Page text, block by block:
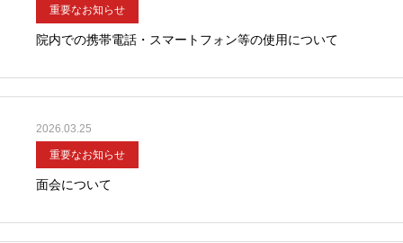
重要なお知らせ
院内での携帯電話・スマートフォン等の使用について
2026.03.25
重要なお知らせ
面会について